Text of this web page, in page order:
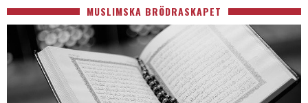
MUSLIMSKA BRÖDRASKAPET